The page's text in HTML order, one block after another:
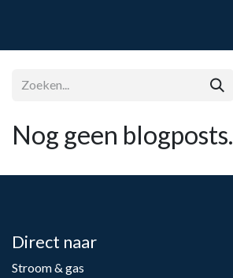
Nog geen blogposts.
Direct naar
Stroom & gas